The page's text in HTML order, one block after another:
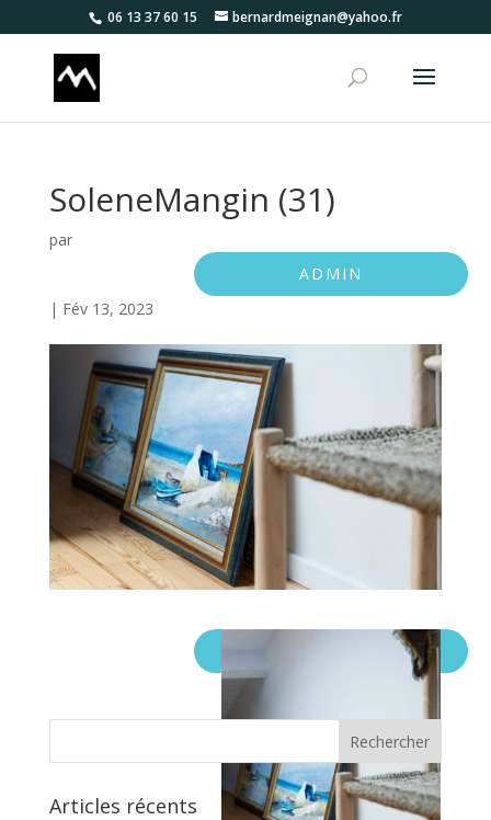
06 13 37 60 15 bernardmeignan@yahoo.fr
SoleneMangin (31)
par
ADMIN
| Fév 13, 2023
Articles récents